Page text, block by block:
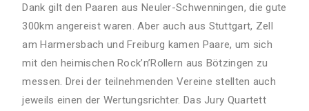
Dank gilt den Paaren aus Neuler-Schwenningen, die gute
300km angereist waren. Aber auch aus Stuttgart, Zell
am Harmersbach und Freiburg kamen Paare, um sich
mit den heimischen Rock’n’Rollern aus Bötzingen zu
messen. Drei der teilnehmenden Vereine stellten auch
jeweils einen der Wertungsrichter. Das Jury Quartett